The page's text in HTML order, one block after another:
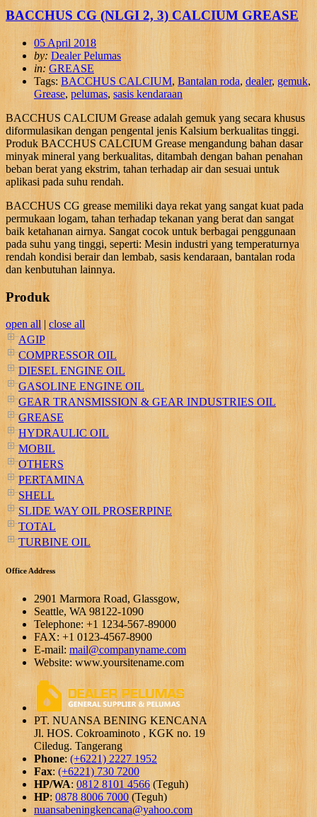
BACCHUS CG (NLGI 2, 3) CALCIUM GREASE
05 April 2018
by: Dealer Pelumas
in: GREASE
Tags: BACCHUS CALCIUM, Bantalan roda, dealer, gemuk,
Grease, pelumas, sasis kendaraan
BACCHUS CALCIUM Grease adalah gemuk yang secara khusus
diformulasikan dengan pengental jenis Kalsium berkualitas tinggi.
Produk BACCHUS CALCIUM Grease mengandung bahan dasar
minyak mineral yang berkualitas, ditambah dengan bahan penahan
beban berat yang ekstrim, tahan terhadap air dan sesuai untuk
aplikasi pada suhu rendah.
BACCHUS CG grease memiliki daya rekat yang sangat kuat pada
permukaan logam, tahan terhadap tekanan yang berat dan sangat
baik ketahanan airnya. Sangat cocok untuk berbagai penggunaan
pada suhu yang tinggi, seperti: Mesin industri yang temperaturnya
rendah kondisi berair dan lembab, sasis kendaraan, bantalan roda
dan kenbutuhan lainnya.
Produk
open all | close all
AGIP
COMPRESSOR OIL
DIESEL ENGINE OIL
GASOLINE ENGINE OIL
GEAR TRANSMISSION & GEAR INDUSTRIES OIL
GREASE
HYDRAULIC OIL
MOBIL
OTHERS
PERTAMINA
SHELL
SLIDE WAY OIL PROSERPINE
TOTAL
TURBINE OIL
Office Address
2901 Marmora Road, Glassgow,
Seattle, WA 98122-1090
Telephone: +1 1234-567-89000
FAX: +1 0123-4567-8900
E-mail: mail@companyname.com
Website: www.yoursitename.com
PT. NUANSA BENING KENCANA
Jl. HOS. Cokroaminoto , KGK no. 19
Ciledug. Tangerang
Phone: (+6221) 2227 1952
Fax: (+6221) 730 7200
HP/WA: 0812 8101 4566 (Teguh)
HP: 0878 8006 7000 (Teguh)
nuansabeningkencana@yahoo.com